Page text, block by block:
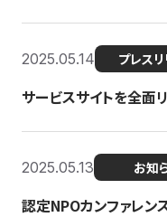
2025.05.14 プレス
サービスサイトを全面
2025.05.13 お知
認定NPOカンファレン